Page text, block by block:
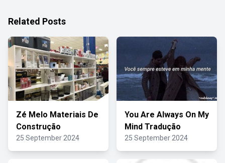
Related Posts
Zé Melo Materiais De
Construção
25 September 2024
You Are Always On My
Mind Tradução
25 September 2024